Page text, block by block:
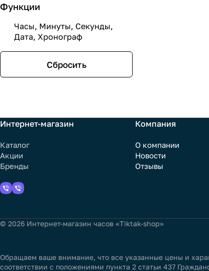
Функции
Часы, Минуты, Секунды,
Дата, Хронограф
Сбросить
Интернет-магазин
Каталог
Акции
Бренды
Компания
О компании
Новости
Отзывы
© 2026 Интернет-магазин часов «Tiktak-shop»
Обращаем ваше внимание, что все указанные цены и
соответствии с положениями пункта 2 статьи 437